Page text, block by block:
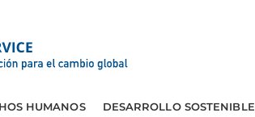
HUMANOS DESARROLLO SOSTENIBLE